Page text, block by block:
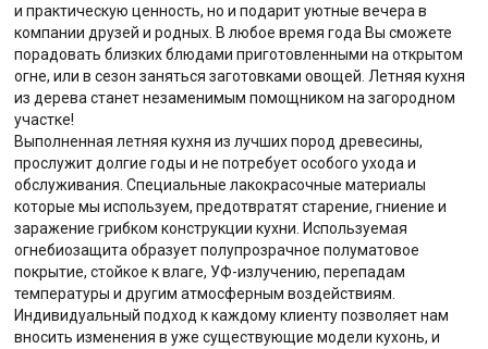
и практическую ценность, но и подарит уютные вечера в
компании друзей и родных. В любое время года Вы сможете
порадовать близких блюдами приготовленными на открытом
огне, или в сезон заняться заготовками овощей. Летняя кухня
из дерева станет незаменимым помощником на загородном
участке!
Выполненная летняя кухня из лучших пород древесины,
прослужит долгие годы и не потребует особого ухода и
обслуживания. Специальные лакокрасочные материалы
которые мы используем, предотвратят старение, гниение и
заражение грибком конструкции кухни. Используемая
огнебиозащита образует полупрозрачное полуматовое
покрытие, стойкое к влаге, УФ-излучению, перепадам
температуры и другим атмосферным воздействиям.
Индивидуальный подход к каждому клиенту позволяет нам
вносить изменения в уже существующие модели кухонь, и